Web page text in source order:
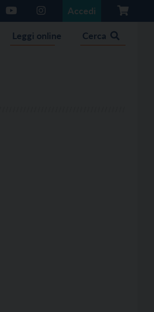
Accedi
Leggi online Cerca